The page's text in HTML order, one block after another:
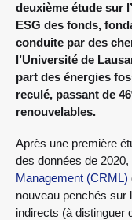
deuxième étude sur
ESG des fonds,
conduite par des
l’Université de
part des énergies
reculé, passant de
renouvelables.
Après une première
des données de
Management (CRML)
nouveau penchés sur
indirects (à distinguer